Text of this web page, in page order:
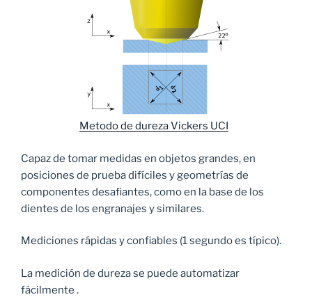
Metodo de dureza Vickers UCI
Capaz de tomar medidas en objetos grandes, en
posiciones de prueba difíciles y geometrías de
componentes desafiantes, como en la base de los
dientes de los engranajes y similares.
Mediciones rápidas y confiables (1 segundo es típico).
La medición de dureza se puede automatizar
fácilmente .